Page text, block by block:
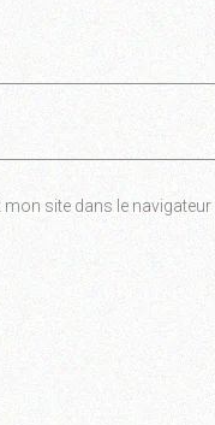
site dans le